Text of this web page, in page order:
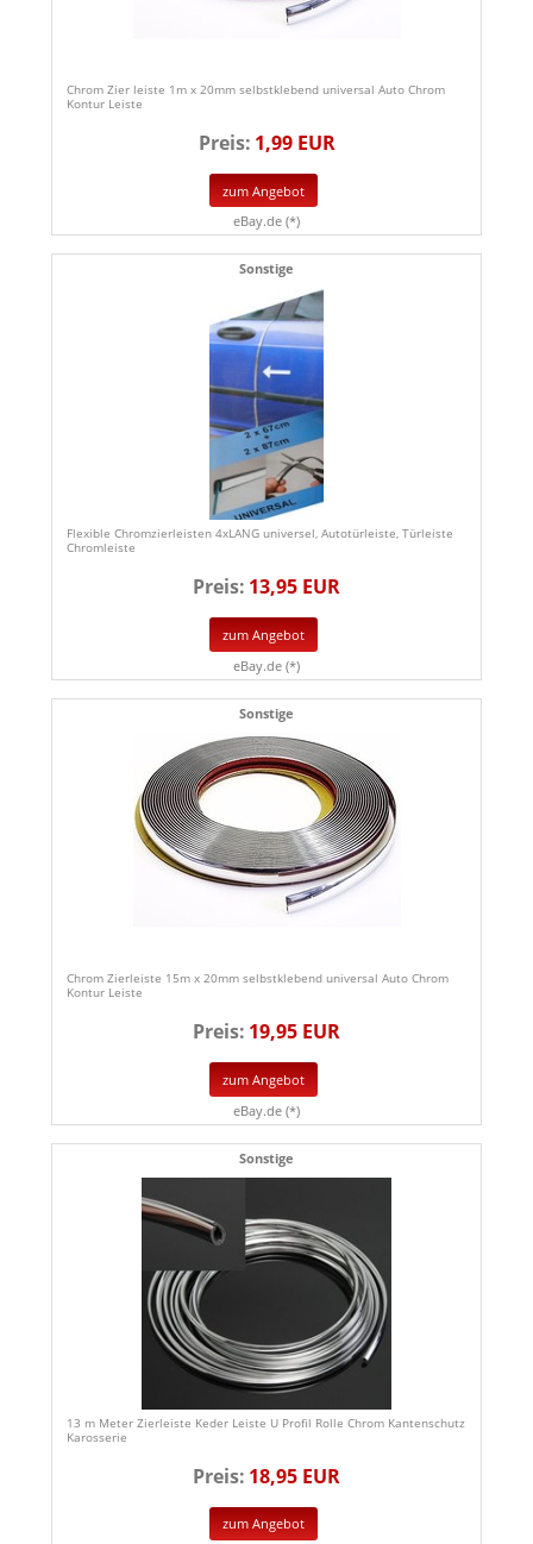
Chrom Zier leiste 1m x 20mm selbstklebend universal Auto Chrom
Kontur Leiste
Preis: 1,99 EUR
zum Angebot
eBay.de (*)
Sonstige
Flexible Chromzierleisten 4xLANG universel, Autotürleiste, Türleiste
Chromleiste
Preis: 13,95 EUR
zum Angebot
eBay.de (*)
Sonstige
Chrom Zierleiste 15m x 20mm selbstklebend universal Auto Chrom
Kontur Leiste
Preis: 19,95 EUR
zum Angebot
eBay.de (*)
Sonstige
13 m Meter Zierleiste Keder Leiste U Profil Rolle Chrom Kantenschutz
Karosserie
Preis: 18,95 EUR
zum Angebot